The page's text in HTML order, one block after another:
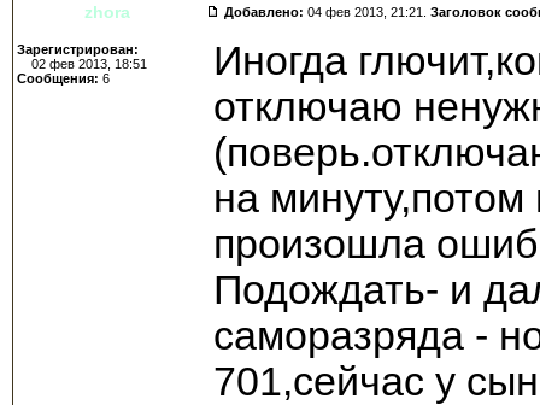
zhora Добавлено: 04 фев 2013, 21:21. Заголовок
Зарегистрирован:
02 фев 2013, 18:51
Сообщения: 6
Иногда
отключаю
на
произошла
Подождать- и
саморазряда -
701,сейчас у